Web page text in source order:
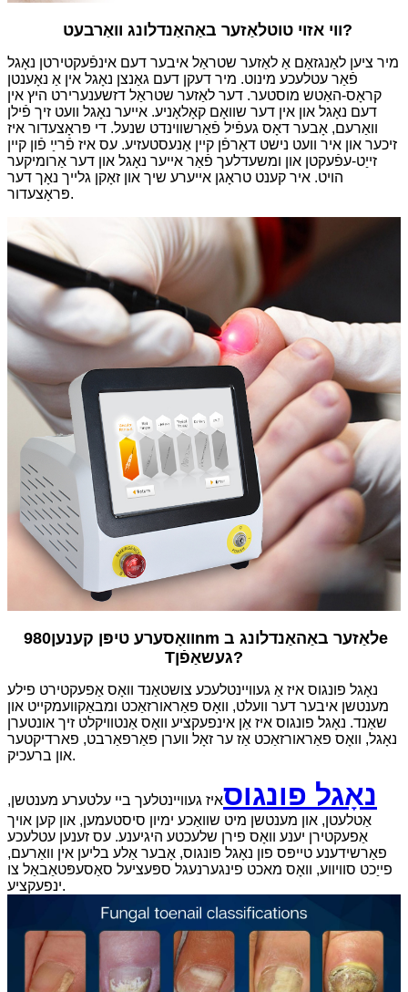
ווי אזוי טוטלאַזער באַהאַנדלונג וו אַרבעט?
מיר ציען לאַנגזאַם אַ לאַזער שטראַל איבער דעם אינפֿעקטירטן נאָגל
פֿאַר עטלעכע מינוט. מיר דעקן דעם גאַנצן נאָגל אין אַ נאָענטן
קראָס-האַטש מוסטער. דער לאַזער שטראַל דזשענערירט היץ אין
דעם נאָגל און אין דער שוואָם קאָלאָניע. אייער נאָגל וועט זיך פֿילן
וואַרעם, אָבער דאָס געפֿיל פֿאַרשווינדט שנעל. די פּראָצעדור איז
זיכער און איר וועט נישט דאַרפֿן קיין אַנעסטעזיע. עס איז פֿרײַ פֿון קיין
זייַט-עפֿעקטן און ומשעדלעך פֿאַר אייער נאָגל און דער אַרומיקער
הויט. איר קענט טראָגן אייערע שיך און זאָקן גלייך נאָך דער
פּראָצעדור.
וואָסערע טיפּן קענען 980nm לאַזער באַהאַנדלונג בe
Tגעשאַפֿן?
נאָגל פונגוס איז אַ געוויינטלעכע צושטאַנד וואָס אַפעקטירט פילע
מענטשן איבער דער וועלט, וואָס פאַראורזאַכט ומבאַקוועמקייט און
שאַנד. נאָגל פונגוס איז אַן אינפעקציע וואָס אַנטוויקלט זיך אונטערן
נאָגל, וואָס פאַראורזאַכט אַז ער זאָל ווערן פאַרפאַרבט, פארדיקטער
און ברעכיק.
נאָגל פונגוסאיז געוויינטלעך ביי עלטערע מענטשן,
אַטלעטן, און מענטשן מיט שוואַכע ימיון סיסטעמען, און קען אויך
אַפעקטירן יענע וואָס פירן שלעכטע היגיענע. עס זענען עטלעכע
פאַרשידענע טייפּס פון נאָגל פונגוס, אָבער אַלע בליען אין וואַרעם,
פייַכט סוויווע, וואָס מאכט פינגערנעגל ספּעציעל סאַסעפּטאַבאַל צו
ינפעקציע.